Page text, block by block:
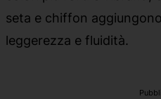
seta e chiffon
leggerezza e fluidità.